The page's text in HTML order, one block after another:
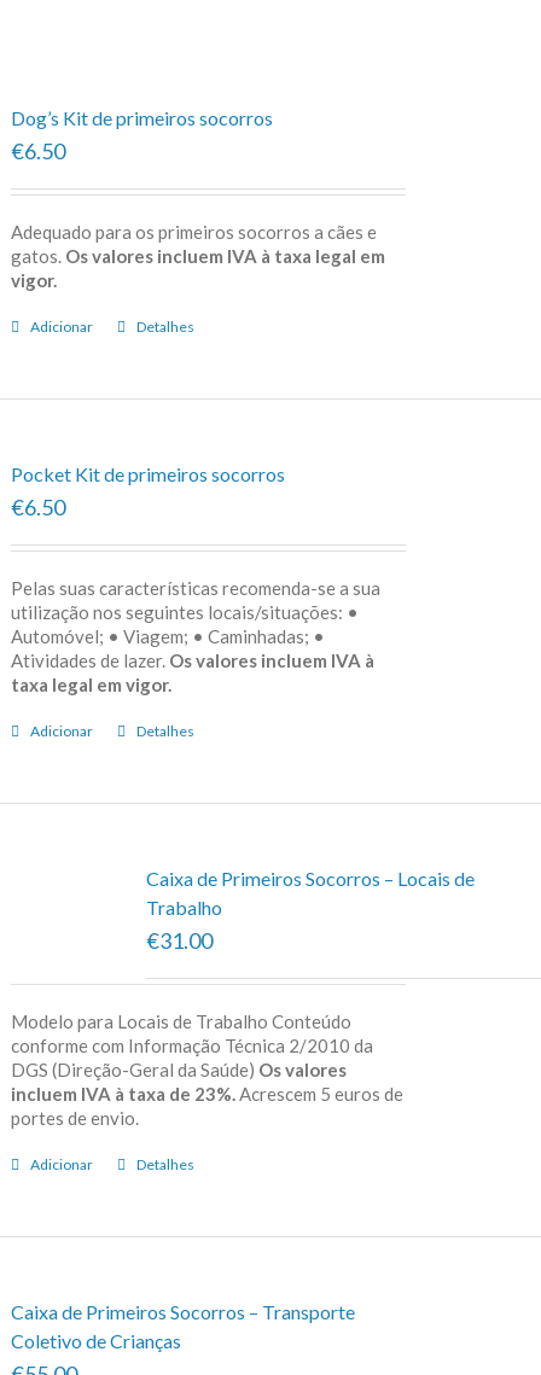
Dog’s Kit de primeiros socorros
€6.50
Adequado para os primeiros socorros a cães e
gatos. Os valores incluem IVA à taxa legal em
vigor.
Adicionar Detalhes
Pocket Kit de primeiros socorros
€6.50
Pelas suas características recomenda-se a sua
utilização nos seguintes locais/situações: •
Automóvel; • Viagem; • Caminhadas; •
Atividades de lazer. Os valores incluem IVA à
taxa legal em vigor.
Adicionar Detalhes
Caixa de Primeiros Socorros – Locais de
Trabalho
€31.00
Modelo para Locais de Trabalho Conteúdo
conforme com Informação Técnica 2/2010 da
DGS (Direção-Geral da Saúde) Os valores
incluem IVA à taxa de 23%. Acrescem 5 euros de
portes de envio.
Adicionar Detalhes
Caixa de Primeiros Socorros – Transporte
Coletivo de Crianças